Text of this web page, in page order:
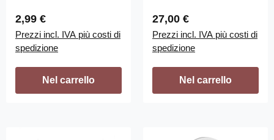
Prezzo normale:
2,99 €
Prezzi incl. IVA più costi di
spedizione
Nel carrello
Prezzo normale:
27,00 €
Prezzi incl. IVA più costi di
spedizione
Nel carrello